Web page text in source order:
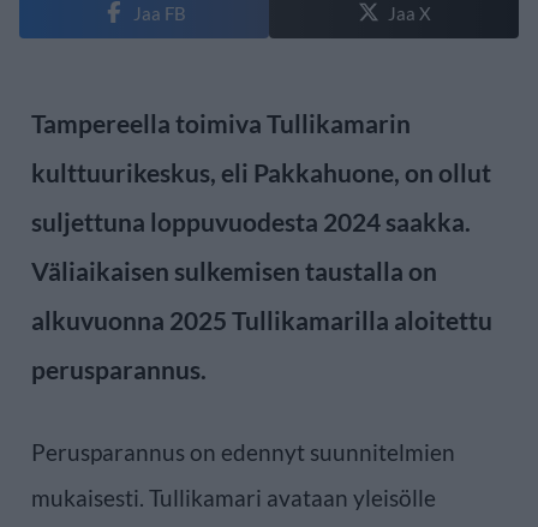
Jaa FB Jaa X
Tampereella toimiva Tullikamarin
kulttuurikeskus, eli Pakkahuone, on ollut
suljettuna loppuvuodesta 2024 saakka.
Väliaikaisen sulkemisen taustalla on
alkuvuonna 2025 Tullikamarilla aloitettu
perusparannus.
Perusparannus on edennyt suunnitelmien
mukaisesti. Tullikamari avataan yleisölle